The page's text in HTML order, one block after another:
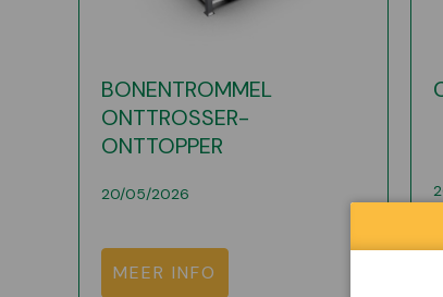
BONENTROMMEL
ONTTROSSER-
ONTTOPPER
20/05/2026
MEER INFO